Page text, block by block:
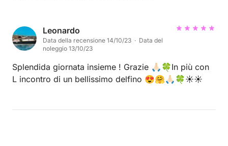
Leonardo
Data della recensione 14/10/23 · Data del
noleggio 13/10/23
Splendida giornata insieme ! Grazie 🙏🏻🍀In più con
L incontro di un bellissimo delfino 😍🤗🙏🏻🍀☀️☀️